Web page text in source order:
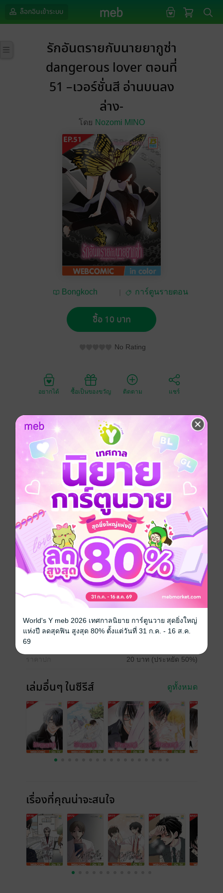
ล็อกอินเข้าระบบ
รักอันตรายกับนายยากูซ่า
dangerous lover ตอนที่
51 –เวอร์ชั่นสี อ่านบนลง
ล่าง-
โดย Nozomi MINO
Bongkoch
การ์ตูนรายตอน
ซื้อ 10 บาท
No Rating
อยากได้ ซื้อเป็นของขวัญ ติดตาม แชร์
ตอนที่ยูริ นักศึกษาสาวนิสัยชอบเอาชนะเกือบถูกจับกรอก
ยาผิดกฎหมายในงานปาร์ตี้ ผู้ที่มาช่วยไว้ก็คือโอยะ โทชิโอ
มิ นายน้อยแห่งแก๊งโอยะ แม้จะลังเลแต่ยูริก็ตัดสินใจไป
เยือนที่แก๊ง รอยยิ้มของเขาอ่อนโยนผิดคาด ทั้งคู่ต่างดึงดูด
ซึ่งกันและกัน แต่ทว่า ทันใดนั้น โอยะกลับถูกยิง นั่น
เป็นการลั่นสัญญาณเตือนจากรักนี้หรือไร! การเรียกร้อง
ความรักของผู้ชายที่มีชีวิตอยู่โดยใช้ชีวิตเป็นเดิมพัน ทั้ง
ร้อนแรงและบ้าคลั่ง ความรักครั้งอันตรายที่สุดใน
ประวัติศาสตร์กำลังจะเริ่มต้นแล้ว!
การ์ตูนญี่ปุ่น ดรามา โรแมนติก
ซีรีส์
รักอันตรายกับนายยากูซ่า dangerous lover –เวอร์ชั่นสี
อ่านบนลงล่าง-
วันที่วางขาย 28 ตุลาคม 2565
ความยาว
20 บาท (ประหยัด 50%)
เล่มอื่นๆ ในซีรีส์ ดูทั้งหมด
เรื่องที่คุณน่าจะสนใจ
World's Y meb 2026 เทศกาลนิยาย การ์ตูนวาย สุดยิ่งใหญ่
แห่งปี ลดสุดฟิน สูงสุด 80% ตั้งแต่วันที่ 31 ก.ค. - 16 ส.ค.
69